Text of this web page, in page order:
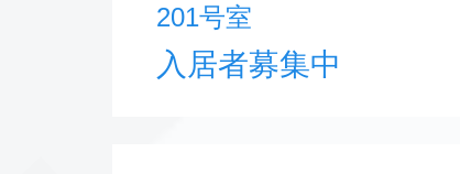
201号室
入居者募集中